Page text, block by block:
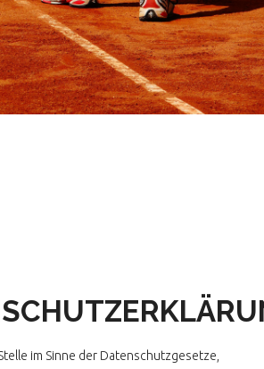
im Sinne der Datenschutzgesetze,